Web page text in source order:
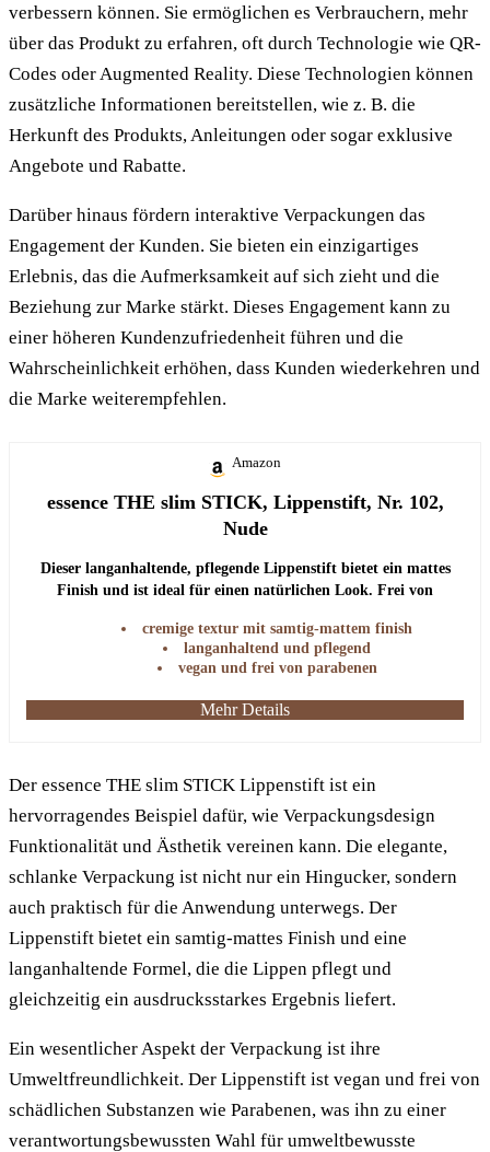
verbessern können. Sie ermöglichen es Verbrauchern, mehr
über das Produkt zu erfahren, oft durch Technologie wie QR-
Codes oder Augmented Reality. Diese Technologien können
zusätzliche Informationen bereitstellen, wie z. B. die
Herkunft des Produkts, Anleitungen oder sogar exklusive
Angebote und Rabatte.
Darüber hinaus fördern interaktive Verpackungen das
Engagement der Kunden. Sie bieten ein einzigartiges
Erlebnis, das die Aufmerksamkeit auf sich zieht und die
Beziehung zur Marke stärkt. Dieses Engagement kann zu
einer höheren Kundenzufriedenheit führen und die
Wahrscheinlichkeit erhöhen, dass Kunden wiederkehren und
die Marke weiterempfehlen.
Amazon
essence THE slim STICK, Lippenstift, Nr. 102,
Nude
Dieser langanhaltende, pflegende Lippenstift bietet ein mattes
Finish und ist ideal für einen natürlichen Look. Frei von
cremige textur mit samtig-mattem finish
langanhaltend und pflegend
vegan und frei von parabenen
Mehr Details
Der essence THE slim STICK Lippenstift ist ein
hervorragendes Beispiel dafür, wie Verpackungsdesign
Funktionalität und Ästhetik vereinen kann. Die elegante,
schlanke Verpackung ist nicht nur ein Hingucker, sondern
auch praktisch für die Anwendung unterwegs. Der
Lippenstift bietet ein samtig-mattes Finish und eine
langanhaltende Formel, die die Lippen pflegt und
gleichzeitig ein ausdrucksstarkes Ergebnis liefert.
Ein wesentlicher Aspekt der Verpackung ist ihre
Umweltfreundlichkeit. Der Lippenstift ist vegan und frei von
schädlichen Substanzen wie Parabenen, was ihn zu einer
verantwortungsbewussten Wahl für umweltbewusste